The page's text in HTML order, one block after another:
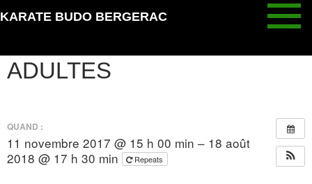
KARATE BUDO BERGERAC
ADULTES
QUAND :
11 novembre 2017 @ 15 h 00 min – 18 août
2018 @ 17 h 30 min
Repeats